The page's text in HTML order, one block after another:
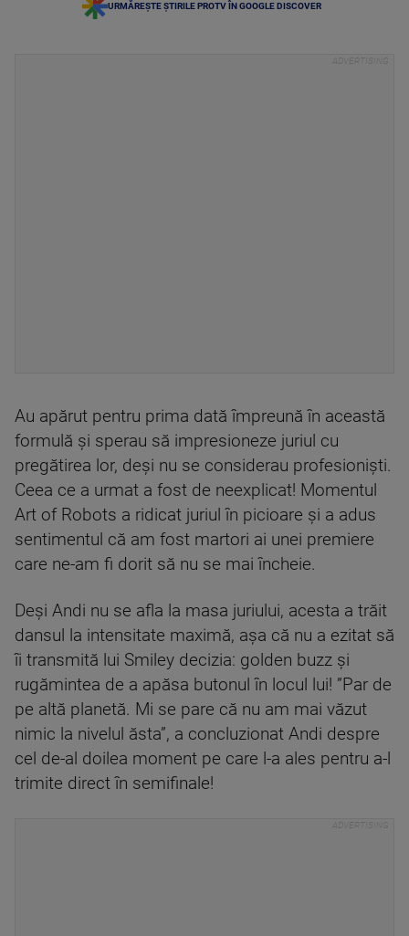
URMĂREȘTE ȘTIRILE PROTV ÎN GOOGLE DISCOVER
Au apărut pentru prima dată împreună în această
formulă și sperau să impresioneze juriul cu
pregătirea lor, deși nu se considerau profesioniști.
Ceea ce a urmat a fost de neexplicat! Momentul
Art of Robots a ridicat juriul în picioare și a adus
sentimentul că am fost martori ai unei premiere
care ne-am fi dorit să nu se mai încheie.
Deși Andi nu se afla la masa juriului, acesta a trăit
dansul la intensitate maximă, așa că nu a ezitat să
îi transmită lui Smiley decizia: golden buzz și
rugămintea de a apăsa butonul în locul lui! ”Par de
pe altă planetă. Mi se pare că nu am mai văzut
nimic la nivelul ăsta”, a concluzionat Andi despre
cel de-al doilea moment pe care l-a ales pentru a-l
trimite direct în semifinale!